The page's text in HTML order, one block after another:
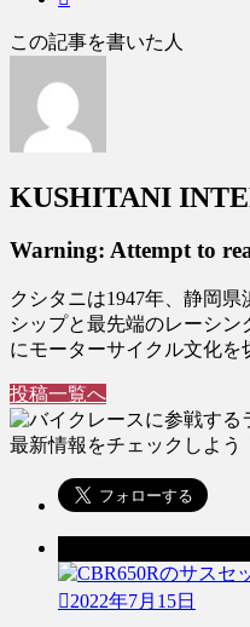
この記事を書いた人
KUSHITANI
Warning: Attempt to
クシタニは1947年、静岡
シップと最先端のレーシ
にモーターサイクル文化を
投稿一覧へ
最新情報をチェックしよう
2022年7月15日